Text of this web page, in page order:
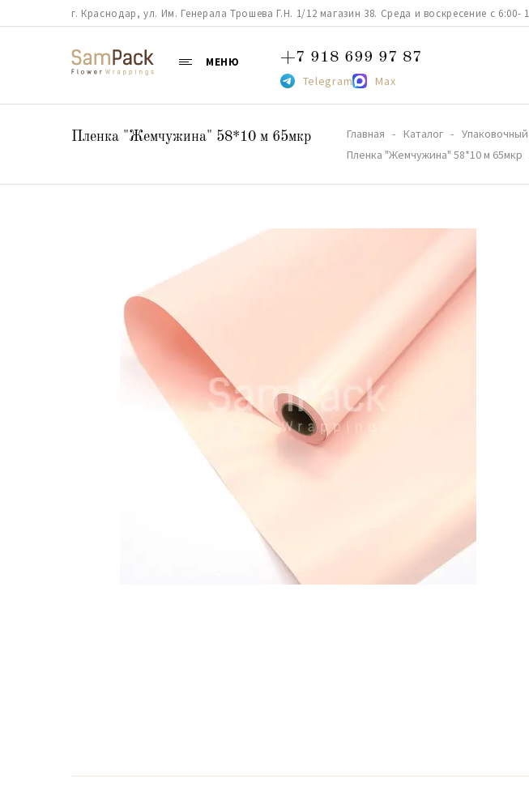
г. Краснодар, ул. Им. Генерала Трошева Г.Н. 1/12 магазин 38. Среда и воскресение с 6:00-
МЕНЮ +7 918 699 97 87
Telegram Max
Пленка "Жемчужина" 58*10 м 65мкр Главная Каталог
Пленка "Жемчужина" 58*10 м 65мкр